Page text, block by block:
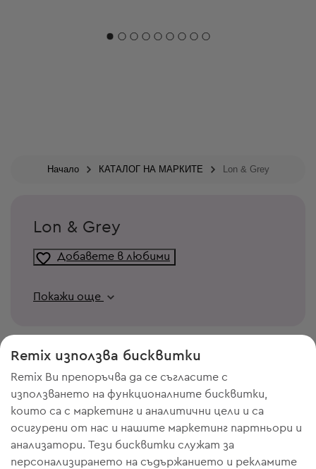
Начало КАТАЛОГ НА МАРКИТЕ Lon & Grey
Lon & Grey
Добавете в любими
Покажи още
Remix използва бисквитки
Remix Ви препоръчва да се съгласите с
използването на функционалните бисквитки,
които са с маркетинг и аналитични цели и са
осигурени от нас и нашите маркетинг партньори и
анализатори. Тези бисквитки служат за
персонализирането на съдържанието и рекламите